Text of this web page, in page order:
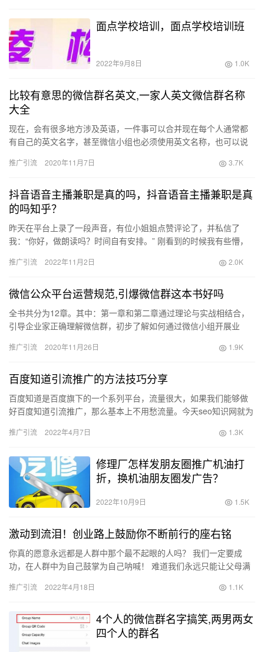
面点学校培训，面点学校培训班
2022年9月8日 1.0K
比较有意思的微信群名英文,一家人英文微信群名称
大全
现在，会有很多地方涉及英语，一件事可以合并现在每个人通常都
有自己的英文名字，甚至微信小组也必须使用英文名称，也可以说
信群组…
推广引流 2020年11月7日 3.7K
抖音语音主播兼职是真的吗，抖音语音主播兼职是真
的吗知乎？
昨天在平台上录了一段声音，有位小姐姐点赞评论了，并私信了
我：“你好，做朗读吗？时间自有安排。” 刚看到的时候我有些懵，
配…
推广引流 2022年11月2日 2.0K
微信公众平台运营规范,引爆微信群这本书好吗
全书共分为12章。其中：第一章和第二章通过理论与实战相结合，
引导企业家正确理解微信群，初步了解如何通过微信小组开展业
来的…
推广引流 2020年11月26日 1.9K
百度知道引流推广的方法技巧分享
百度知道是百度旗下的一个系列平台，流量很大，如果我们能够做
好百度知道引流推广，那么基本上不用愁流量。今天seo知识网就为
助。…
推广引流 2022年4月7日 1.3K
修理厂怎样发朋友圈推广机油打
折，换机油朋友圈发广告？
2022年10月9日 1.5K
激动到流泪！创业路上鼓励你不断前行的座右铭
你真的愿意永远都是人群中那个最不起眼的人吗？ 我们一定要成
功，在人群中为自己鼓掌为自己呐喊！ 难道我们永远只能让父母满
成…
推广引流 2022年4月18日 1.1K
4个人的微信群名字搞笑,两男两女
四个人的群名